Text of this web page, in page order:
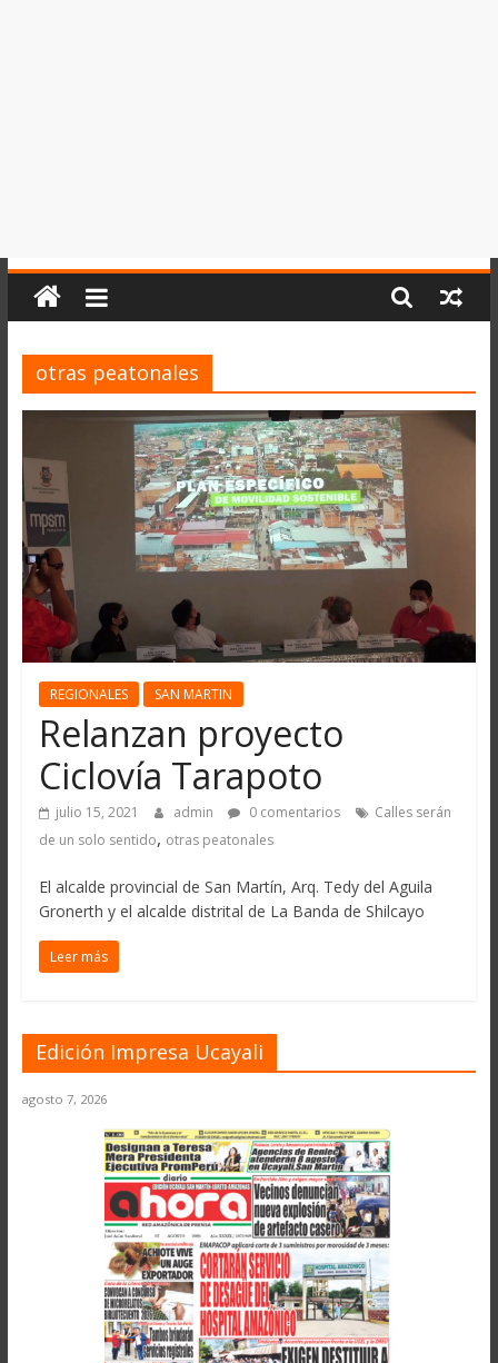
otras peatonales
REGIONALES SAN MARTIN
Relanzan proyecto
Ciclovía Tarapoto
julio 15, 2021 admin 0 comentarios
Calles serán
de un solo sentido, otras peatonales
El alcalde provincial de San Martín, Arq. Tedy del Aguila
Gronerth y el alcalde distrital de La Banda de Shilcayo
Leer más
Edición Impresa Ucayali
agosto 7, 2026